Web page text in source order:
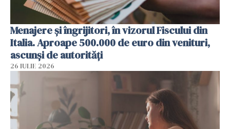
Menajere și îngrijitori, în vizorul Fiscului din
Italia. Aproape 500.000 de euro din venituri,
ascunși de autorități
26 IULIE 2026